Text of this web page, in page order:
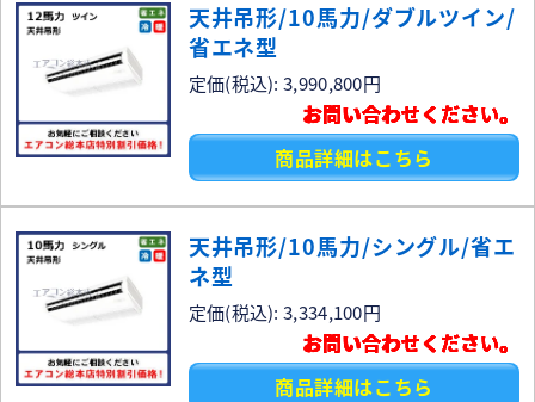
天井吊形/10馬力/ダブルツイン/
省エネ型
定価(税込): 3,990,800円
お問い合わせください。
商品詳細はこちら
天井吊形/10馬力/シングル/省エ
ネ型
定価(税込): 3,334,100円
お問い合わせください。
商品詳細はこちら